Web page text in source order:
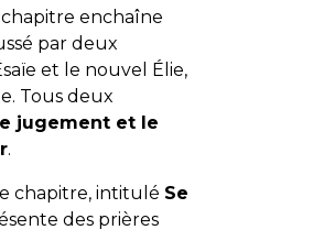
enchaîne
par deux
et le nouvel Élie,
Tous deux
jugement et le
.
chapitre, intitulé Se
des prières